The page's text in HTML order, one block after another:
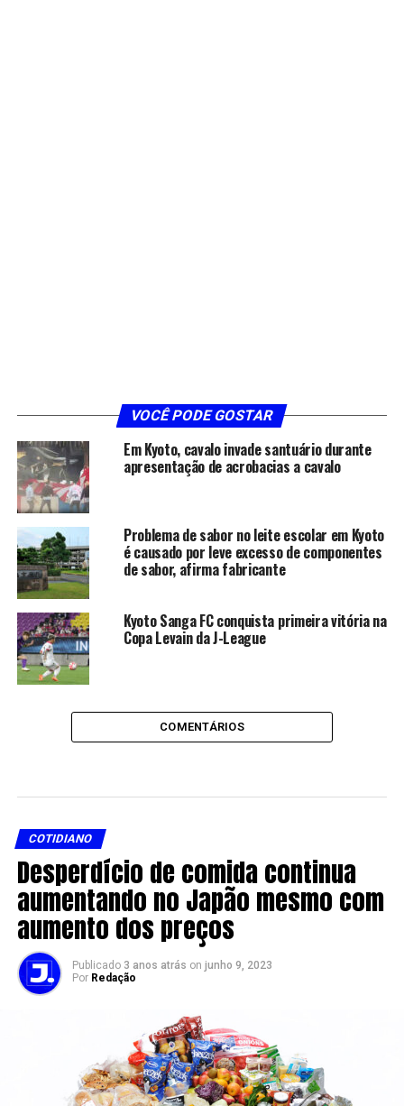
VOCÊ PODE GOSTAR
Em Kyoto, cavalo invade santuário durante
apresentação de acrobacias a cavalo
Problema de sabor no leite escolar em Kyoto
é causado por leve excesso de componentes
de sabor, afirma fabricante
Kyoto Sanga FC conquista primeira vitória na
Copa Levain da J-League
COMENTÁRIOS
COTIDIANO
Desperdício de comida continua
aumentando no Japão mesmo com
aumento dos preços
Publicado 3 anos atrás on junho 9, 2023
Por Redação